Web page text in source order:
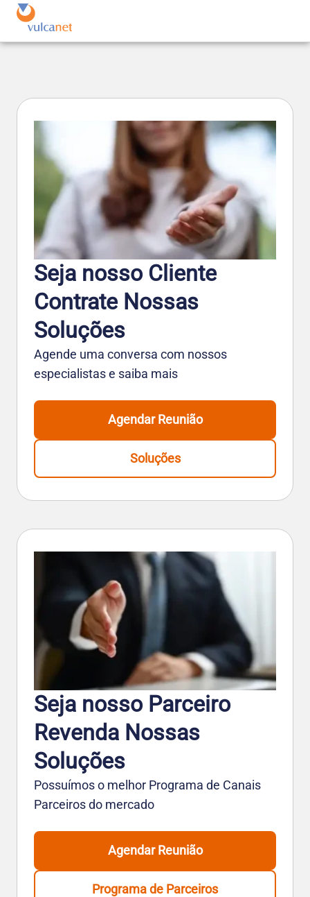
Seja nosso Cliente
Contrate Nossas
Soluções
Agende uma conversa com nossos
especialistas e saiba mais
Agendar Reunião
Soluções
Seja nosso Parceiro
Revenda Nossas
Soluções
Possuímos o melhor Programa de Canais
Parceiros do mercado
Agendar Reunião
Programa de Parceiros